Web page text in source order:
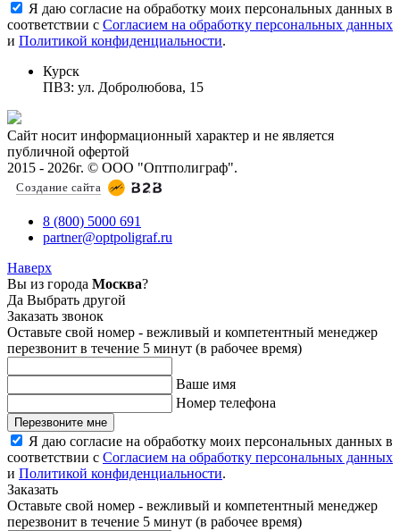
Я даю согласие на обработку моих персональных данных в
соответствии с Согласием на обработку персональных данных
и Политикой конфиденциальности.
Курск
ПВЗ: ул. Добролюбова, 15
Сайт носит информационный характер и не является
публичной офертой
2015 - 2026г. © ООО "Оптполиграф".
Создание сайта
8 (800) 5000 691
partner@optpoligraf.ru
Наверх
Вы из города Москва?
Да Выбрать другой
Заказать звонок
Оставьте свой номер - вежливый и компетентный менеджер
перезвонит в течение 5 минут (в рабочее время)
Ваше имя
Номер телефона
Перезвоните мне
Я даю согласие на обработку моих персональных данных в
соответствии с Согласием на обработку персональных данных
и Политикой конфиденциальности.
Заказать
Оставьте свой номер - вежливый и компетентный менеджер
перезвонит в течение 5 минут (в рабочее время)